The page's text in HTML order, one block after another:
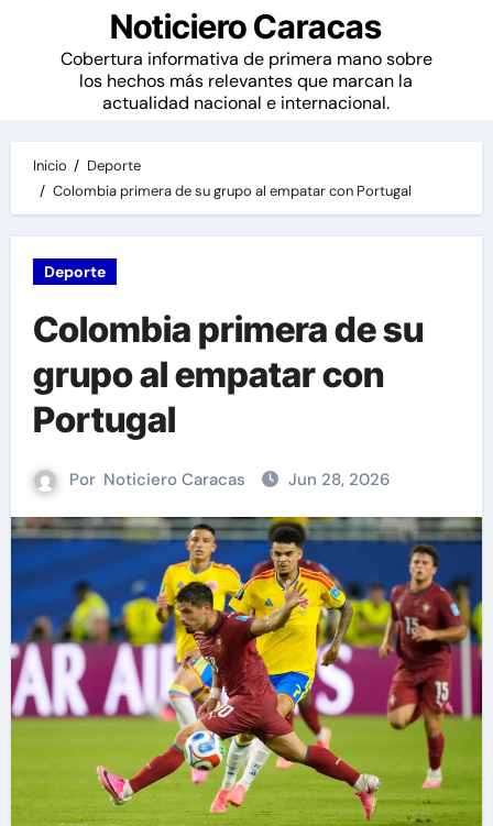
Noticiero Caracas
Cobertura informativa de primera mano sobre
los hechos más relevantes que marcan la
actualidad nacional e internacional.
Inicio
Deporte
Colombia primera de su grupo al empatar con Portugal
Deporte
Colombia primera de su
grupo al empatar con
Portugal
Por Noticiero Caracas Jun 28, 2026